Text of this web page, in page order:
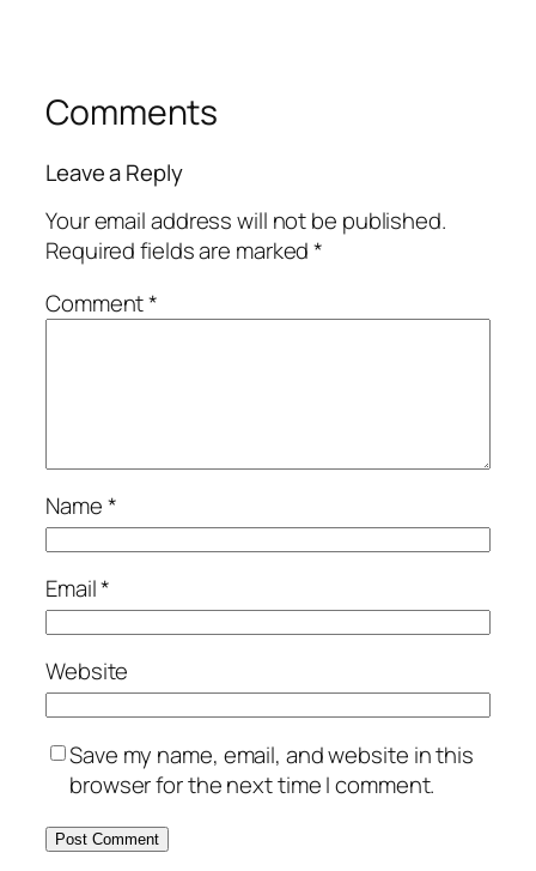
Comments
Leave a Reply
Your email address will not be published.
Required fields are marked*
Comment*
Name*
Email*
Website
Save my name, email, and website in this
browser for the next time I comment.